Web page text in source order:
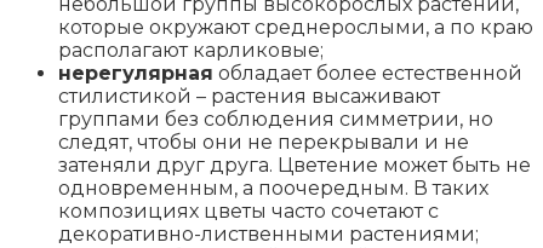
которые окружают среднерослыми, а по краю
располагают карликовые;
нерегулярная обладает более естественной
стилистикой – растения высаживают
группами без соблюдения симметрии, но
следят, чтобы они не перекрывали и не
затеняли друг друга. Цветение может быть не
одновременным, а поочередным. В таких
композициях цветы часто сочетают с
декоративно-лиственными растениями;